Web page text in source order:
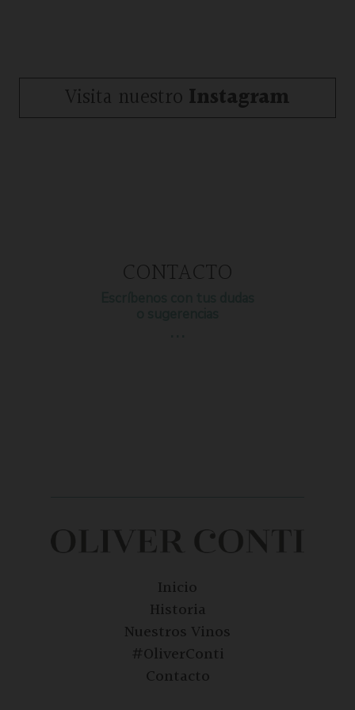
Visita nuestro Instagram
CONTACTO
Inicio
Historia
Nuestros Vinos
#OliverConti
Contacto